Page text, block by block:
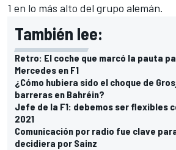
1 en lo más alto del grupo alemán.
También lee:
Retro: El coche que marcó la pauta
Mercedes en F1
¿Cómo hubiera sido el choque de
barreras en Bahréin?
Jefe de la F1: debemos ser flexibles
2021
Comunicación por radio fue clave
decidiera por Sainz